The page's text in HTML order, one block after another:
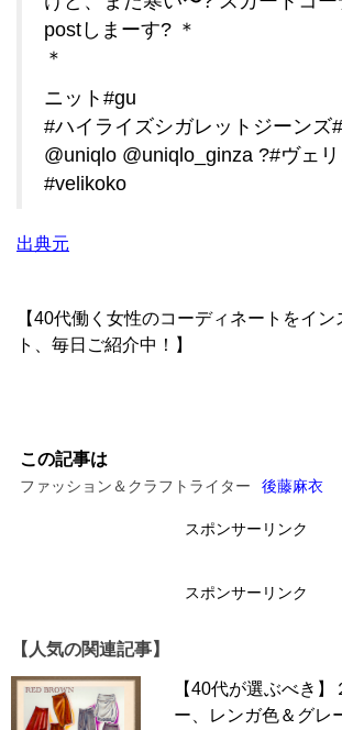
postしまーす? ＊
＊
ニット#gu
#ハイライズシガレットジーンズ
@uniqlo @uniqlo_ginza ?#ヴェリ
#velikoko
出典元
【40代働く女性のコーディネートをイン
ト、毎日ご紹介中！】
この記事は
ファッション＆クラフトライター 後藤麻衣
スポンサーリンク
スポンサーリンク
【人気の関連記事】
【40代が選ぶべき
ー、レンガ色＆グレ